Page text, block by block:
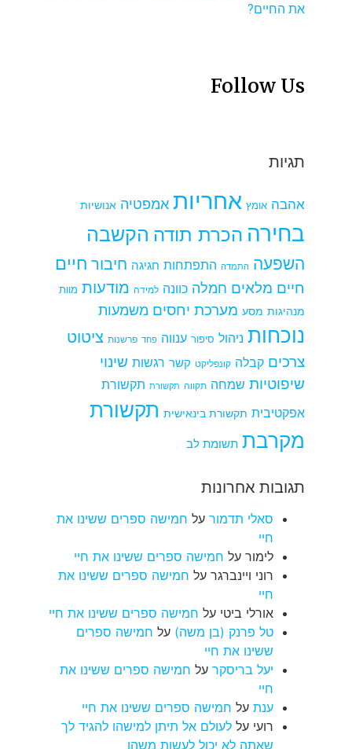
את החיים?
Follow Us
תגיות
אהבה אומץ אחריות אמפטיה אנושיות
בחירה הכרת תודה הקשבה
השפעה התמדה התפתחות חגיגה חיבור חיים
חיים מלאים חמלה כוונה למידה מודעות מוות
מנהיגות מסע מערכת יחסים משמעות
נוכחות ניהול סיפור ענווה פחד פרשנות ציטוט
צרכים קבלה קונפליקט קשר רגשות שינוי
שיפוטיות שמחה תקווה תקשורת תקשורת
אפקטיבית תקשורת בינאישית תקשורת
מקרבת תשומת לב
תגובות אחרונות
סאלי תדמור על חמישה ספרים ששינו את
חיי
לימור על חמישה ספרים ששינו את חיי
רוני ויינברגר על חמישה ספרים ששינו את
חיי
אורלי ביטי על חמישה ספרים ששינו את חיי
טל פרנק (בן משה) על חמישה ספרים
ששינו את חיי
יעל בריסקר על חמישה ספרים ששינו את
חיי
ענת על חמישה ספרים ששינו את חיי
רועי על לעולם אל תיתן למישהו להגיד לך
שאתה לא יכול לעשות משהו